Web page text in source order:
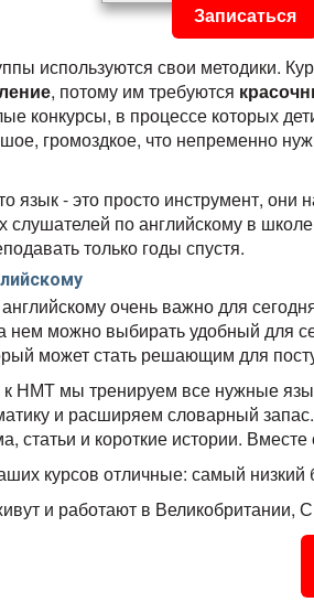
Записаться
используются свои методики.
, потому им требуются
конкурсы, в процессе которых
громоздкое, что непременно
язык - это просто инструмент, они
слушателей по английскому в
только годы спустя.
очень важно для
нем можно выбирать удобный для
может стать решающим для
к НМТ мы тренируем все нужные
и расширяем словарный запас.
статьи и короткие истории.
курсов отличные: самый
и работают в